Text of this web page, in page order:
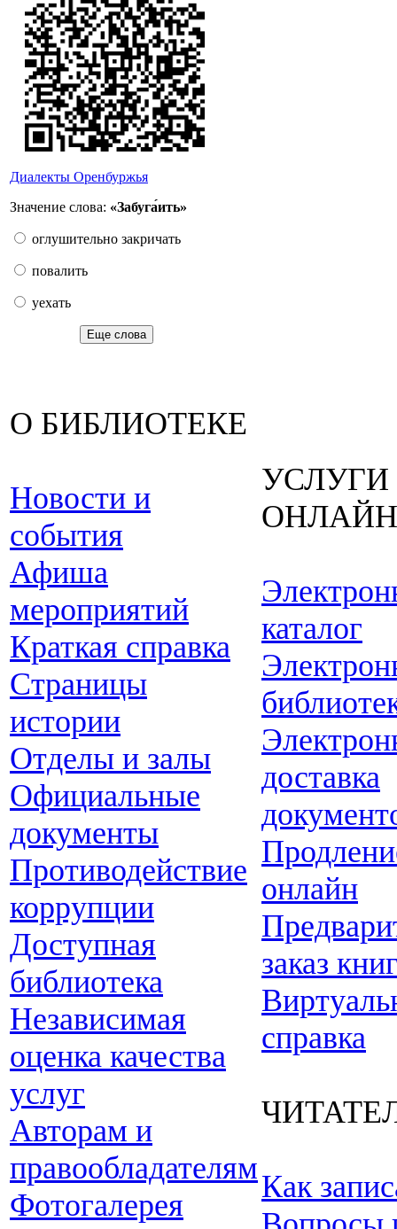
Диалекты Оренбуржья
Значение слова: «Забуга́ить»
оглушительно закричать
повалить
уехать
Еще слова
О БИБЛИОТЕКЕ
Новости и
события
Афиша
мероприятий
Краткая справка
Страницы
истории
Отделы и залы
Официальные
документы
Противодействие
коррупции
Доступная
библиотека
Независимая
оценка качества
услуг
Авторам и
правообладателям
Фотогалерея
УСЛУГИ
ОНЛАЙН
каталог
доставка
онлайн
заказ
справка
Как